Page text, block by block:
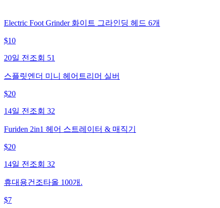
Electric Foot Grinder 화이트 그라인딩 헤드 6개
$10
20일 전 조회 51
스플릿엔더 미니 헤어트리머 실버
$20
14일 전 조회 32
Furiden 2in1 헤어 스트레이터 & 매직기
$20
14일 전 조회 32
휴대용건조타올 100개.
$7